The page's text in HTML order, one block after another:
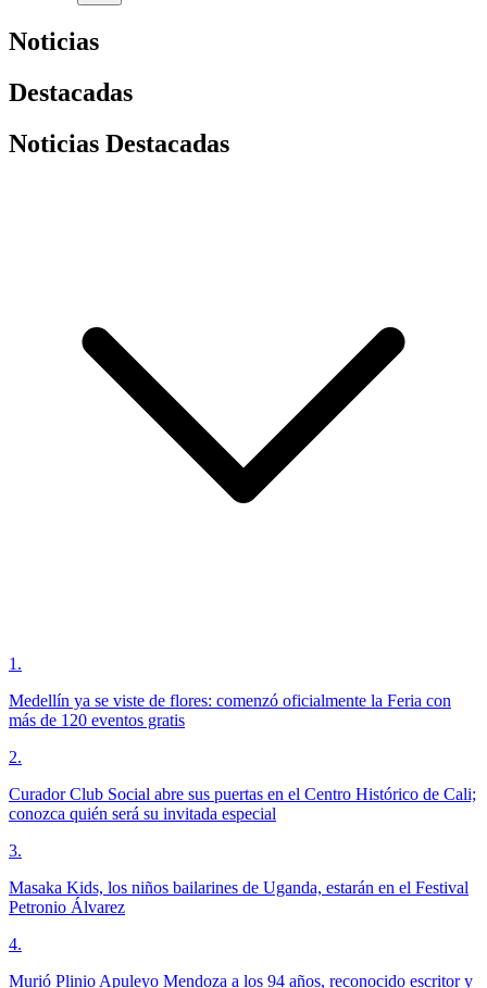
Noticias
Destacadas
Noticias Destacadas
1 .
Medellín ya se viste de flores: comenzó oficialmente la Feria con
más de 120 eventos gratis
2.
Curador Club Social abre sus puertas en el Centro Histórico de Cali;
conozca quién será su invitada especial
3.
Masaka Kids, los niños bailarines de Uganda, estarán en el Festival
Petronio Álvarez
4.
Murió Plinio Apuleyo Mendoza a los 94 años, reconocido escritor y